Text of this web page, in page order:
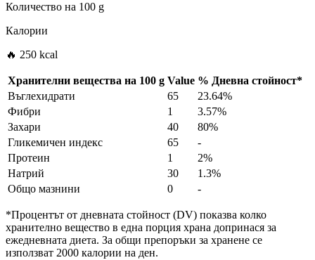
Количество на 100 g
Калории
🔥 250 kcal
Хранителни вещества на 100 g Value % Дневна стойност*
Въглехидрати
65
23.64%
Фибри
1
3.57%
Захари
40
80%
Гликемичен индекс
65
-
Протеин
1
2%
Натрий
30
1.3%
Общо мазнини
0 -
*Процентът от дневната стойност (DV) показва колко
хранително вещество в една порция храна допринася за
ежедневната диета. За общи препоръки за хранене се
използват 2000 калории на ден.